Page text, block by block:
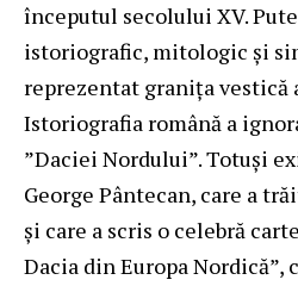
începutul secolului XV.
istoriografic, mitologic și
reprezentat granița vestică
Istoriografia română a
”Daciei Nordului”. Totuși
George Pântecan, care a
și care a scris o celebră
Dacia din Europa Nordică”,